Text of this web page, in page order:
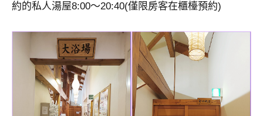
約的私人湯屋8:00～20:40(僅限房客在櫃檯預約)